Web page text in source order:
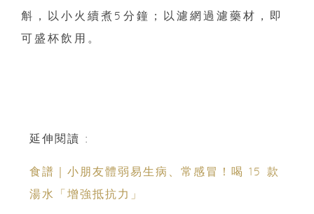
斛，以小火續煮5分鐘；以濾網過濾藥材，即
可盛杯飲用。
延伸閱讀 :
食譜｜小朋友體弱易生病、常感冒！喝 15 款
湯水「增強抵抗力」